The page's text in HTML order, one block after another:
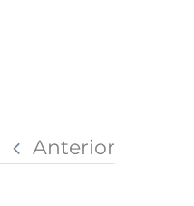
Anterior